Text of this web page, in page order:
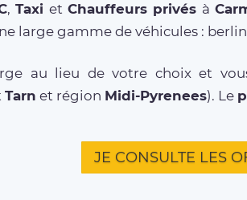
,Taxi et Chauffeurs privés à
large gamme de véhicules :
au lieu de votre choix et
Tarn et région Midi-Pyrenees). Le
JE CONSULTE LES